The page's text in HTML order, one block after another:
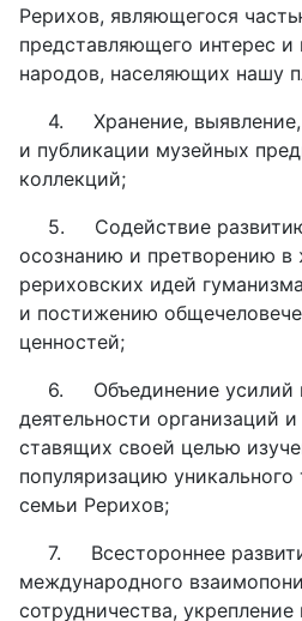
Рерихов, являющегося
представляющего интерес и
народов, населяющих нашу
4. Хранение,
и публикации музейных
коллекций;
5. Содействие
осознанию и претворению в
рериховских идей
и постижению
ценностей;
6. Объединение
деятельности организаций
ставящих своей целью
популяризацию уникального
семьи Рерихов;
7. Всестороннее
международного
сотрудничества,